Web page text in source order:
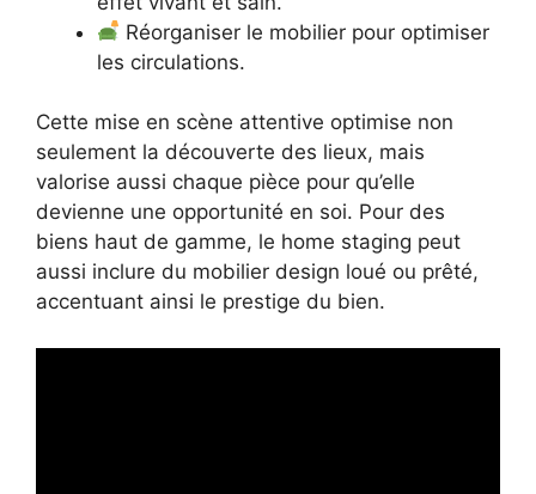
Réorganiser le mobilier pour optimiser
les circulations.
Cette mise en scène attentive optimise non
seulement la découverte des lieux, mais
valorise aussi chaque pièce pour qu’elle
devienne une opportunité en soi. Pour des
biens haut de gamme, le home staging peut
aussi inclure du mobilier design loué ou prêté,
accentuant ainsi le prestige du bien.